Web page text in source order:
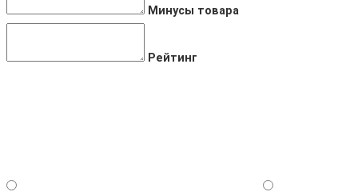
Минусы товара
Рейтинг